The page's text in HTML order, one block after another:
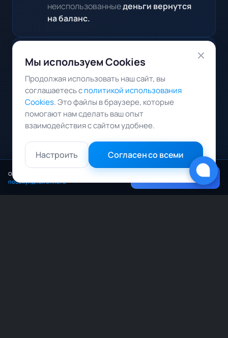
Мы используем Cookies
Продолжая использовать наш сайт, вы
соглашаетесь сполитикой использования
Cookies. Это файлы в браузере, которые
помогают нам сделать ваш опыт
взаимодействия с сайтом удобнее.
Настроить Согласен со всеми
неиспользованныеденьги вернутся
на баланс.
Скидки за долгий срок
аренды
При арендеот 3-х месяцев
вы получаетескидку от 5% до 25%.
Начните с CPU‑сервера,затем
подключите GPUдля тяжёлых задач.
от 84 ₽/час
посекундная оплата Запустить InvokeAI